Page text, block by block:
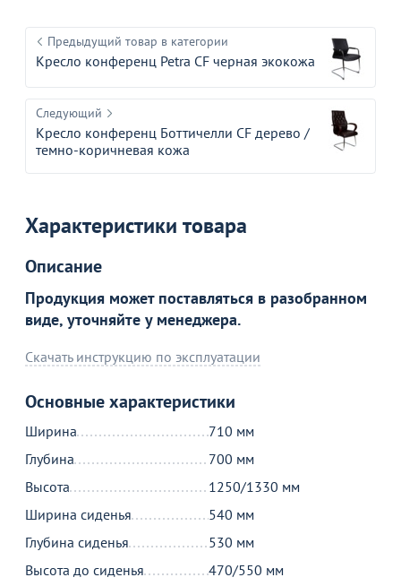
Предыдущий товар в категории
Кресло конференц Petra CF черная экокожа
Следующий
Кресло конференц Боттичелли CF дерево /
темно-коричневая кожа
Характеристики товара
Описание
Продукция может поставляться в разобранном
виде, уточняйте у менеджера.
Скачать инструкцию по эксплуатации
Основные характеристики
Ширина
710 мм
Глубина
700 мм
Высота
1250/1330 мм
Ширина сиденья
540 мм
Глубина сиденья
530 мм
Высота до сиденья
470/550 мм
Товар в корзине
Кресло офисное Porsche черная кожа
от 62 590 ₽
В корзине